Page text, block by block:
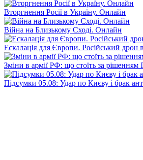
Вторгнення Росії в Україну. Онлайн
Війна на Близькому Сході. Онлайн
Ескалація для Європи. Російський дрон
Зміни в армії РФ: що стоїть за рішенням
Підсумки 05.08: Удар по Києву і брак